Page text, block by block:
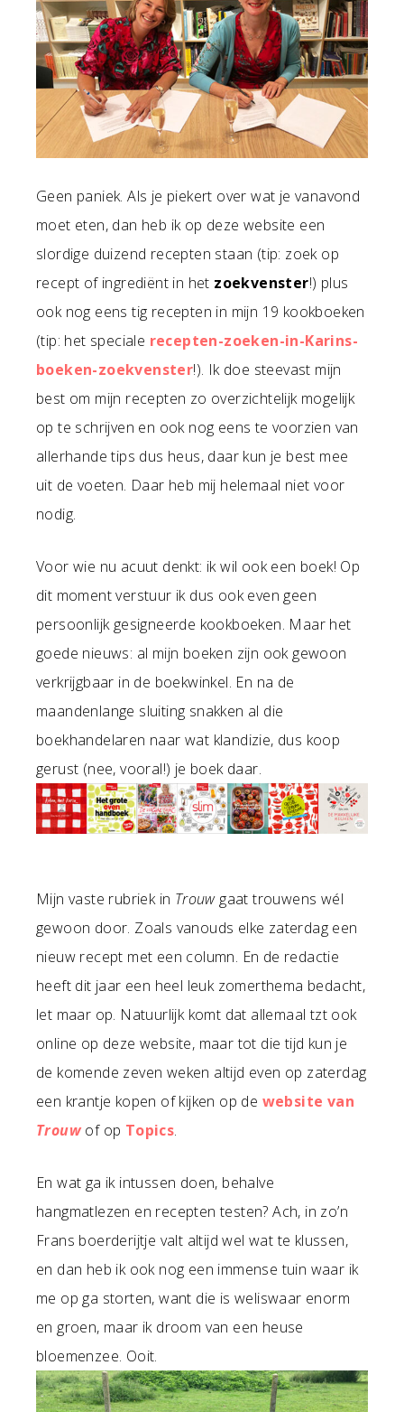
Geen paniek. Als je piekert over wat je vanavond
moet eten, dan heb ik op deze website een
slordige duizend recepten staan (tip: zoek op
recept of ingrediënt in het zoekvenster!) plus
ook nog eens tig recepten in mijn 19 kookboeken
(tip: het speciale recepten-zoeken-in-Karins-
boeken-zoekvenster!). Ik doe steevast mijn
best om mijn recepten zo overzichtelijk mogelijk
op te schrijven en ook nog eens te voorzien van
allerhande tips dus heus, daar kun je best mee
uit de voeten. Daar heb mij helemaal niet voor
nodig.
Voor wie nu acuut denkt: ik wil ook een boek! Op
dit moment verstuur ik dus ook even geen
persoonlijk gesigneerde kookboeken. Maar het
goede nieuws: al mijn boeken zijn ook gewoon
verkrijgbaar in de boekwinkel. En na de
maandenlange sluiting snakken al die
boekhandelaren naar wat klandizie, dus koop
gerust (nee, vooral!) je boek daar.
Mijn vaste rubriek in Trouwgaat trouwens wél
gewoon door. Zoals vanouds elke zaterdag een
nieuw recept met een column. En de redactie
heeft dit jaar een heel leuk zomerthema bedacht,
let maar op. Natuurlijk komt dat allemaal tzt ook
online op deze website, maar tot die tijd kun je
de komende zeven weken altijd even op zaterdag
een krantje kopen of kijken op de website van
Trouwof op Topics.
En wat ga ik intussen doen, behalve
hangmatlezen en recepten testen? Ach, in zo’n
Frans boerderijtje valt altijd wel wat te klussen,
en dan heb ik ook nog een immense tuin waar ik
me op ga storten, want die is weliswaar enorm
en groen, maar ik droom van een heuse
bloemenzee. Ooit.